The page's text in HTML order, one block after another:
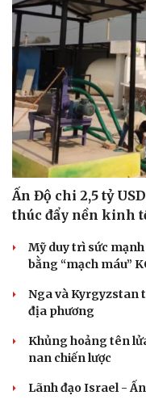
Ấn Độ chi 2,5 tỷ
thúc đẩy nền kinh
Mỹ duy trì sức
bằng “mạch máu”
Nga và Kyrgyzstan
địa phương
Khủng hoảng tên
nan chiến lược
Lãnh đạo Israel -